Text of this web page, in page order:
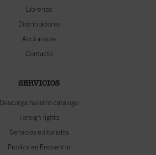
Librerías
Distribuidores
Accionistas
Contacto
SERVICIOS
Descarga nuestro catálogo
Foreign rights
Servicios editoriales
Publica en Encuentro